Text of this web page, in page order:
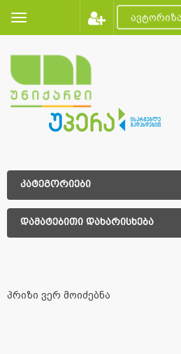
კატეგორიები
დამატებითი დახარისხება
პრიზი ვერ მოიძებნა